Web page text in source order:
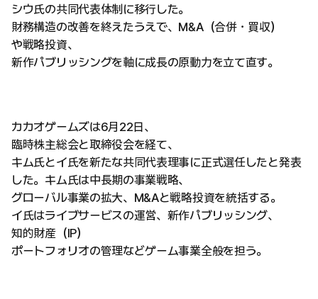
シウ氏の共同代表体制に移行した。
財務構造の改善を終えたうえで、M&A（合併・買収）
や戦略投資、
新作パブリッシングを軸に成長の原動力を立て直す。
カカオゲームズは6月22日、
臨時株主総会と取締役会を経て、
キム氏とイ氏を新たな共同代表理事に正式選任したと発表
した。キム氏は中長期の事業戦略、
グローバル事業の拡大、M&Aと戦略投資を統括する。
イ氏はライブサービスの運営、新作パブリッシング、
知的財産（IP）
ポートフォリオの管理などゲーム事業全般を担う。